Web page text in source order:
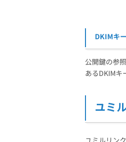
DKIMキ
公開鍵の参
あるDKIMキ
ユミ
ユミルリン